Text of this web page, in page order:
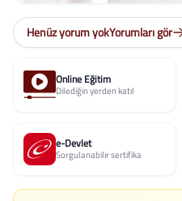
Henüz yorum yokYorumları gör
Online Eğitim
Dilediğin yerden katıl
e-Devlet
Sorgulanabilir sertifika